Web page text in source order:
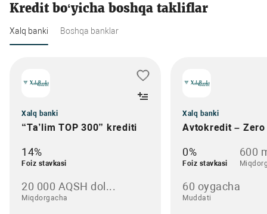
Kredit bo‘yicha boshqa takliflar
Xalq banki Boshqa banklar
Xalq banki
“Ta’lim TOP 300” krediti
14%
Foiz stavkasi
20 000 AQSH dol...
Miqdorgacha
Xalq banki
Avtokredit – Zero
0%
Foiz stavkasi
600
60 oygacha
Muddati